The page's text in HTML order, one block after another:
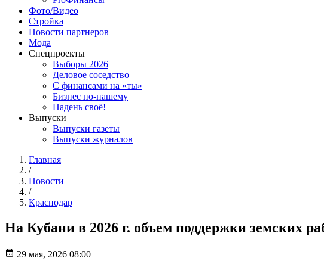
Фото/Видео
Стройка
Новости партнеров
Мода
Спецпроекты
Выборы 2026
Деловое соседство
С финансами на «ты»
Бизнес по-нашему
Надень своё!
Выпуски
Выпуски газеты
Выпуски журналов
Главная
/
Новости
/
Краснодар
На Кубани в 2026 г. объем поддержки земских
29 мая, 2026 08:00